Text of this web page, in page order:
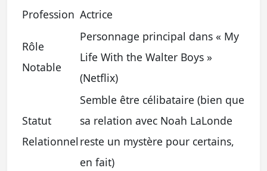
Profession Actrice
Rôle
Notable
Personnage principal dans « My
Life With the Walter Boys »
(Netflix)
Statut
Relationnel
Semble être célibataire (bien que
sa relation avec Noah LaLonde
reste un mystère pour certains,
en fait)